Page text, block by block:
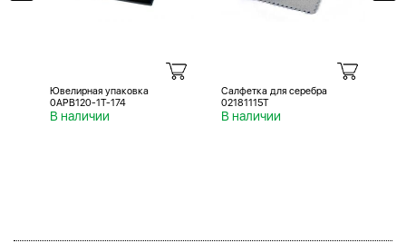
Ювелирная упаковка
0APB120-1T-174
В наличии
Салфетка для серебра
02181115T
В наличии